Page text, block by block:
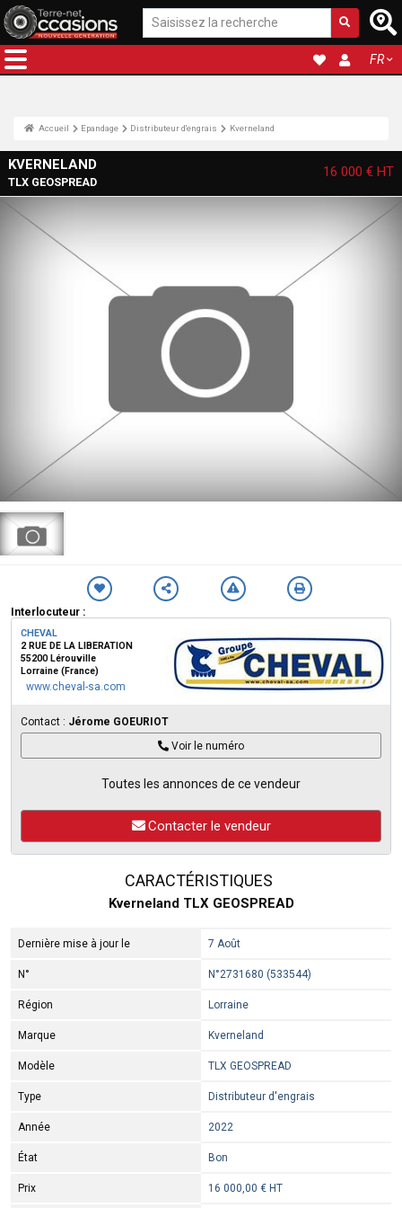
FR
Accueil Epandage Distributeur d'engrais Kverneland
KVERNELAND
TLX GEOSPREAD
16 000 € HT
Interlocuteur :
CHEVAL
2 RUE DE LA LIBERATION
55200 Lérouville
Lorraine (France)
www.cheval-sa.com
Contact : Jérome GOEURIOT
Voir le numéro
Toutes les annonces de ce vendeur
Contacter le vendeur
CARACTÉRISTIQUES
Kverneland TLX GEOSPREAD
Dernière mise à jour le 7 Août
N° N°2731680 (533544)
Région Lorraine
Marque Kverneland
Modèle TLX GEOSPREAD
Type Distributeur d'engrais
Année 2022
État Bon
Prix 16 000,00 € HT